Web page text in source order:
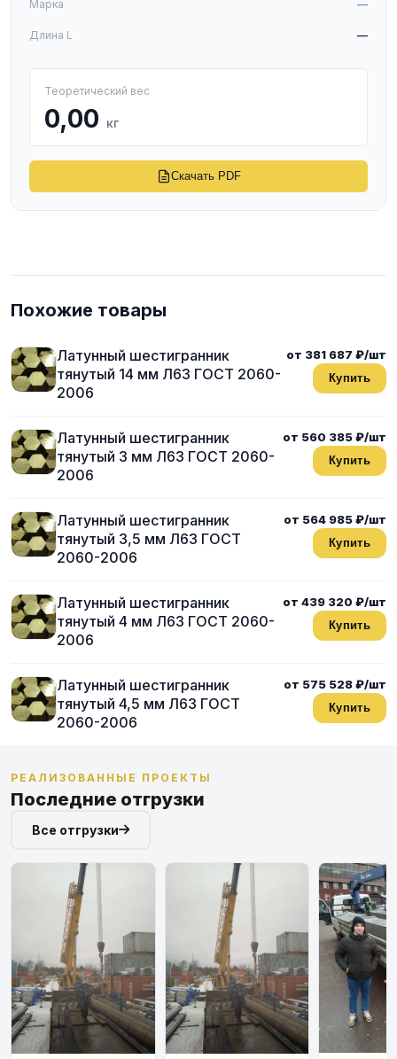
Марка —
Длина L —
Теоретический вес
0,00 кг
Скачать PDF
Похожие товары
Латунный шестигранник
тянутый 14 мм Л63 ГОСТ 2060-
2006
от 381 687 ₽/шт
Купить
Латунный шестигранник
тянутый 3 мм Л63 ГОСТ 2060-
2006
от 560 385 ₽/шт
Купить
Латунный шестигранник
тянутый 3,5 мм Л63 ГОСТ
2060-2006
от 564 985 ₽/шт
Купить
Латунный шестигранник
тянутый 4 мм Л63 ГОСТ 2060-
2006
от 439 320 ₽/шт
Купить
Латунный шестигранник
тянутый 4,5 мм Л63 ГОСТ
2060-2006
от 575 528 ₽/шт
Купить
РЕАЛИЗОВАННЫЕ ПРОЕКТЫ
Последние отгрузки
Все отгрузки